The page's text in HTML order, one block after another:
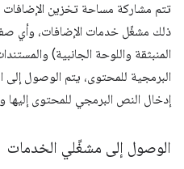
تتم مشاركة مساحة تخزين
ذلك مشغّل خدمات الإضافات، وأي
المنبثقة واللوحة الجانبية)
البرمجية للمحتوى، يتم الوصول
إدخال النص البرمجي للمحتوى إليها
الوصول إلى مشغِّلي الخدمات